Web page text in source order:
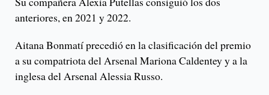
anteriores, en 2021 y 2022.
Aitana Bonmatí precedió en la clasificación del premio
a su compatriota del Arsenal Mariona Caldentey y a la
inglesa del Arsenal Alessia Russo.